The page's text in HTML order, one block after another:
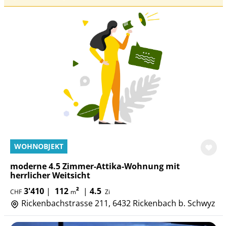
WOHNOBJEKT
moderne 4.5 Zimmer-Attika-Wohnung mit
herrlicher Weitsicht
CHF 3'410 | 112 m² | 4.5 Zi
Rickenbachstrasse 211, 6432 Rickenbach b. Schwyz